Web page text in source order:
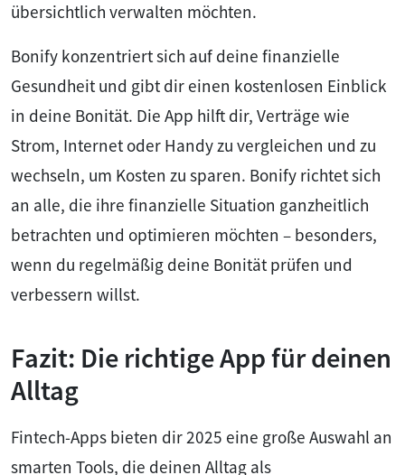
übersichtlich verwalten möchten.
Bonify konzentriert sich auf deine finanzielle
Gesundheit und gibt dir einen kostenlosen Einblick
in deine Bonität. Die App hilft dir, Verträge wie
Strom, Internet oder Handy zu vergleichen und zu
wechseln, um Kosten zu sparen. Bonify richtet sich
an alle, die ihre finanzielle Situation ganzheitlich
betrachten und optimieren möchten – besonders,
wenn du regelmäßig deine Bonität prüfen und
verbessern willst.
Fazit: Die richtige App für deinen
Alltag
Fintech-Apps bieten dir 2025 eine große Auswahl an
smarten Tools, die deinen Alltag als